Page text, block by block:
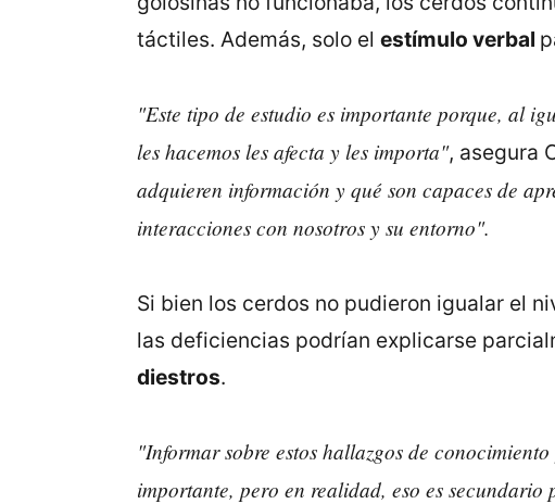
táctiles. Además, solo el estímulo verbal
"Este tipo de estudio es importante porque, al
les hacemos les afecta y les importa", asegura
adquieren información y qué son capaces de
interacciones con nosotros y su entorno".
Si bien los cerdos no pudieron igualar el
las deficiencias podrían explicarse
diestros.
"Informar sobre estos hallazgos de
importante, pero en realidad, eso es